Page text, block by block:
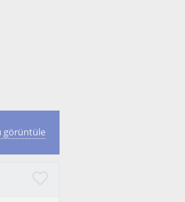
görüntüle